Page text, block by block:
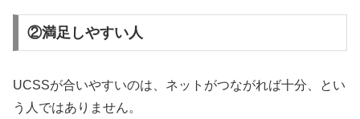
②満足しやすい人
UCSSが合いやすいのは、ネットがつながれば十分、とい
う人ではありません。